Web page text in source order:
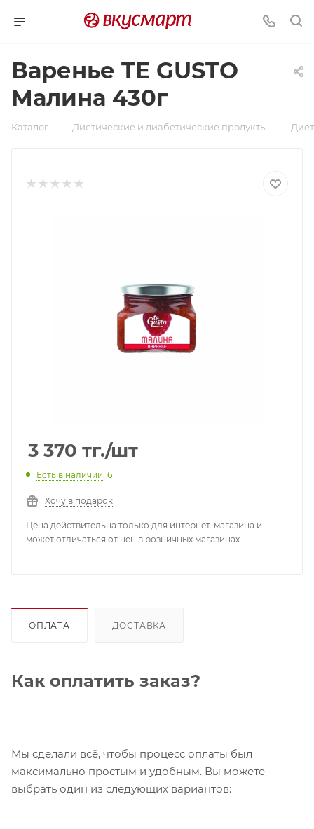
Варенье TE GUSTO
Малина 430г
Каталог — Диетические и диабетические продукты —
3 370 тг./шт
Есть в наличии: 6
Хочу в подарок
Цена действительна только для интернет-магазина и
может отличаться от цен в розничных магазинах
ОПЛАТА ДОСТАВКА
Как оплатить заказ?
Мы сделали всё, чтобы процесс оплаты был
максимально простым и удобным. Вы можете
выбрать один из следующих вариантов: